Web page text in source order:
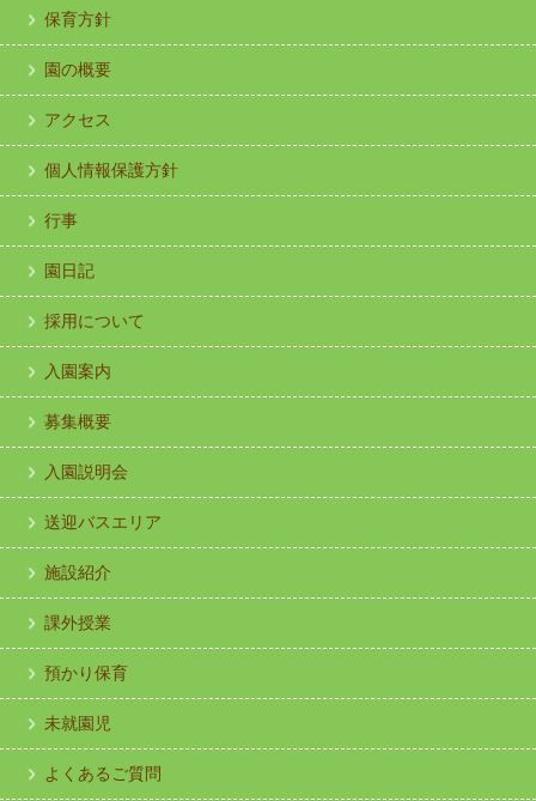
保育方針
園の概要
アクセス
個人情報保護方針
行事
園日記
採用について
入園案内
募集概要
入園説明会
送迎バスエリア
施設紹介
課外授業
預かり保育
未就園児
よくあるご質問